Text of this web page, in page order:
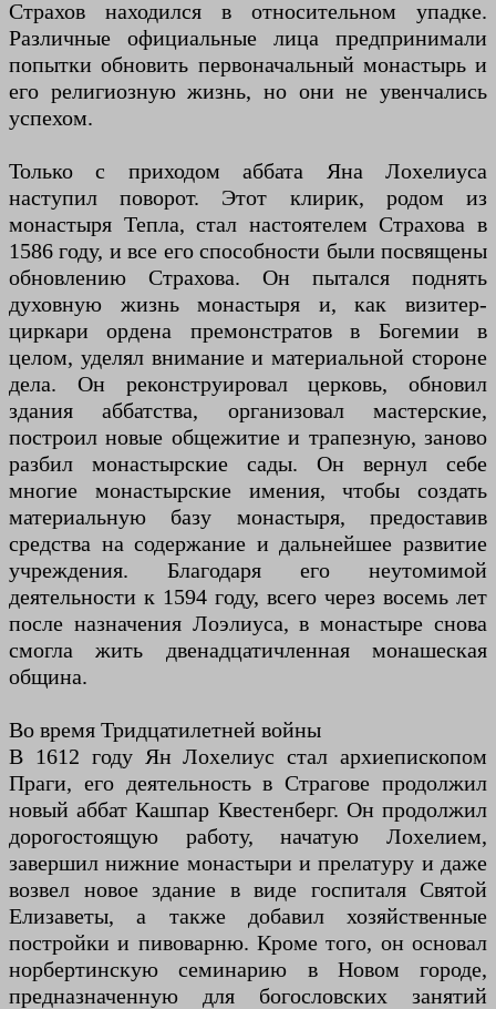
Страхов находился в относительном упадке.
Различные официальные лица предпринимали
попытки обновить первоначальный монастырь и
его религиозную жизнь, но они не увенчались
успехом.
Только с приходом аббата Яна Лохелиуса
наступил поворот. Этот клирик, родом из
монастыря Тепла, стал настоятелем Страхова в
1586 году, и все его способности были посвящены
обновлению Страхова. Он пытался поднять
духовную жизнь монастыря и, как визитер-
циркари ордена премонстратов в Богемии в
целом, уделял внимание и материальной стороне
дела. Он реконструировал церковь, обновил
здания аббатства, организовал мастерские,
построил новые общежитие и трапезную, заново
разбил монастырские сады. Он вернул себе
многие монастырские имения, чтобы создать
материальную базу монастыря, предоставив
средства на содержание и дальнейшее развитие
учреждения. Благодаря его неутомимой
деятельности к 1594 году, всего через восемь лет
после назначения Лоэлиуса, в монастыре снова
смогла жить двенадцатичленная монашеская
община.
Во время Тридцатилетней войны
В 1612 году Ян Лохелиус стал архиепископом
Праги, его деятельность в Страгове продолжил
новый аббат Кашпар Квестенберг. Он продолжил
дорогостоящую работу, начатую Лохелием,
завершил нижние монастыри и прелатуру и даже
возвел новое здание в виде госпиталя Святой
Елизаветы, а также добавил хозяйственные
постройки и пивоварню. Кроме того, он основал
норбертинскую семинарию в Новом городе,
предназначенную для богословских занятий